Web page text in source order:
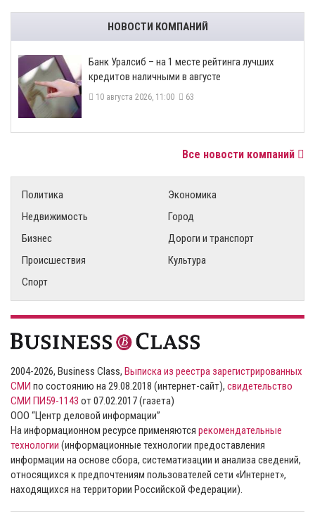
НОВОСТИ КОМПАНИЙ
Банк Уралсиб – на 1 месте рейтинга лучших
кредитов наличными в августе
10 августа 2026, 11:00 63
Все новости компаний
Политика
Экономика
Недвижимость
Город
Бизнес
Дороги и транспорт
Происшествия
Культура
Спорт
2004-2026, Business Class, Выписка из реестра зарегистрированных
СМИ по состоянию на 29.08.2018 (интернет-сайт), свидетельство
СМИ ПИ59-1143 от 07.02.2017 (газета)
ООО “Центр деловой информации”
На информационном ресурсе применяются рекомендательные
технологии (информационные технологии предоставления
информации на основе сбора, систематизации и анализа сведений,
относящихся к предпочтениям пользователей сети «Интернет»,
находящихся на территории Российской Федерации).